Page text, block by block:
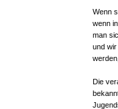
Wenn
wenn
man
und
Die